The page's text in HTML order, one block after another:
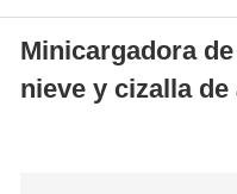
Minicargadora de 75 HP con
Minicargadora
nieve y cizalla